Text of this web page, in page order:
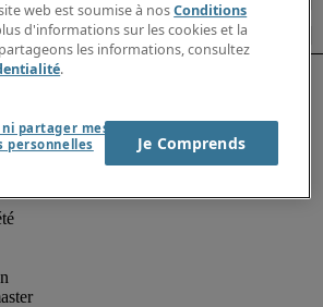
web est soumise à nosConditions
d'informations sur les cookies et la
les informations, consultez
.
partager mes
personnelles
Je Comprends